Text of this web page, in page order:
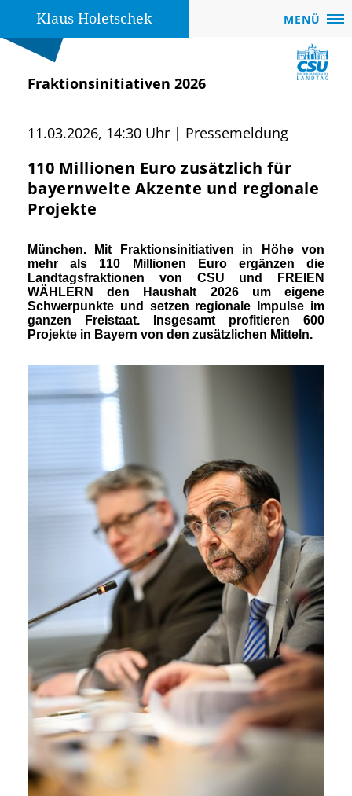
Klaus Holetschek MENÜ
Fraktionsinitiativen 2026
11.03.2026, 14:30 Uhr | Pressemeldung
110 Millionen Euro zusätzlich für
bayernweite Akzente und regionale
Projekte
München. Mit Fraktionsinitiativen in Höhe von
mehr als 110 Millionen Euro ergänzen die
Landtagsfraktionen von CSU und FREIEN
WÄHLERN den Haushalt 2026 um eigene
Schwerpunkte und setzen regionale Impulse im
ganzen Freistaat. Insgesamt profitieren 600
Projekte in Bayern von den zusätzlichen Mitteln.